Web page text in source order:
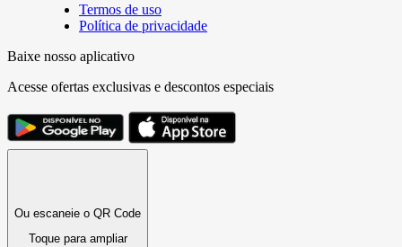
Termos de uso
Política de privacidade
Baixe nosso aplicativo
Acesse ofertas exclusivas e descontos especiais
Ou escaneie o QR Code
Toque para ampliar